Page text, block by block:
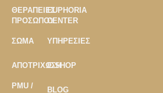
ΘΕΡΑΠΕΊΕΣ
ΠΡΟΣΏΠΟΥ
ΣΏΜΑ
ΑΠΟΤΡΊΧΩΣΗ
PMU /
EUPHORIA
CENTER
ΥΠΗΡΕΣΊΕΣ
E-SHOP
BLOG